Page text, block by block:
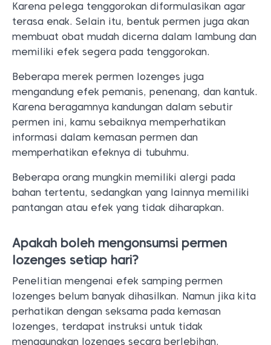
Karena pelega tenggorokan diformulasikan agar
terasa enak. Selain itu, bentuk permen juga akan
membuat obat mudah dicerna dalam lambung dan
memiliki efek segera pada tenggorokan.
Beberapa merek permen lozenges juga
mengandung efek pemanis, penenang, dan kantuk.
Karena beragamnya kandungan dalam sebutir
permen ini, kamu sebaiknya memperhatikan
informasi dalam kemasan permen dan
memperhatikan efeknya di tubuhmu.
Beberapa orang mungkin memiliki alergi pada
bahan tertentu, sedangkan yang lainnya memiliki
pantangan atau efek yang tidak diharapkan.
Apakah boleh mengonsumsi permen
lozenges setiap hari?
Penelitian mengenai efek samping permen
lozenges belum banyak dihasilkan. Namun jika kita
perhatikan dengan seksama pada kemasan
lozenges, terdapat instruksi untuk tidak
menggunakan lozenges secara berlebihan.